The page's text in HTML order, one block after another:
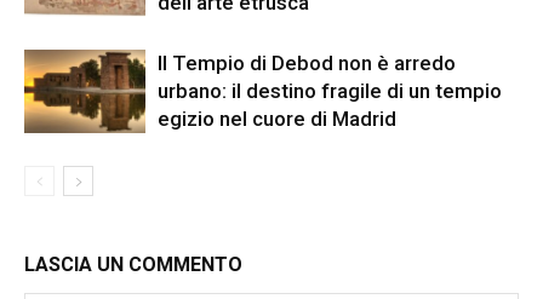
Il Tempio di Debod non è arredo
urbano: il destino fragile di un tempio
egizio nel cuore di Madrid
LASCIA UN COMMENTO